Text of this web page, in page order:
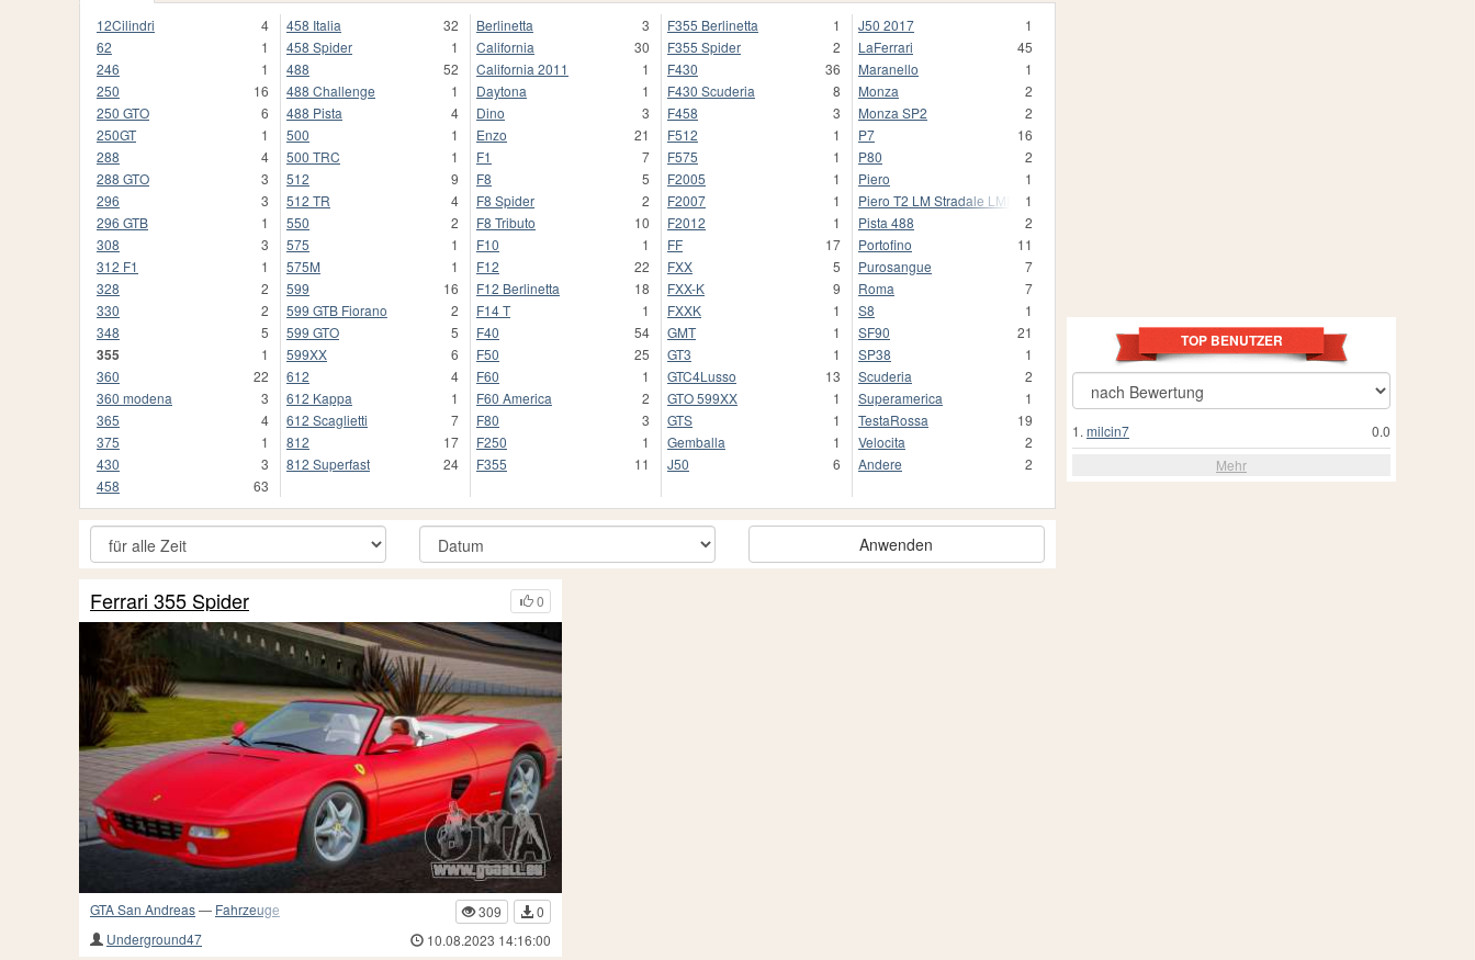
12Cilindri
4
62
1
246
1
250
16
250 GTO
6
250GT
1
288
4
288 GTO
3
296
3
296 GTB
1
308
3
312 F1
1
328
2
330
2
348
5
355
1
360
22
360 modena
3
365
4
375
1
430
3
458
63
458 Italia
32
458 Spider
1
488
52
488 Challenge
1
488 Pista
4
500
1
500 TRC
1
512
9
512 TR
4
550
2
575
1
575M
1
599
16
599 GTB Fiorano
2
599 GTO
5
599XX
6
612
4
612 Kappa
1
612 Scaglietti
7
812
17
812 Superfast
24
Berlinetta
3
California
30
California 2011
1
Daytona
1
Dino
3
Enzo
21
F1
7
F8
5
F8 Spider
2
F8 Tributo
10
F10
1
F12
22
F12 Berlinetta
18
F14 T
1
F40
54
F50
25
F60
1
F60 America
2
F80
3
F250
1
F355
11
F355 Berlinetta
1
F355 Spider
2
F430
36
F430 Scuderia
8
F458
3
F512
1
F575
1
F2005
1
F2007
1
F2012
1
FF
17
FXX
5
FXX-K
9
FXXK
1
GMT
1
GT3
1
GTC4Lusso
13
GTO 599XX
1
GTS
1
Gemballa
1
J50
6
J50 2017
1
LaFerrari
45
Maranello
1
Monza
2
Monza SP2
2
P7
16
P80
2
Piero
1
Piero T2 LM Stradale LMP1
1
Pista 488
2
Portofino
11
Purosangue
7
Roma
7
S8
1
SF90
21
SP38
1
Scuderia
2
Superamerica
1
TestaRossa
19
Velocita
2
Andere
2
Anwenden
0
Ferrari 355 Spider
GTA San Andreas— Fahrzeuge 309
0
Underground47
10.08.2023 14:16:00
TOP BENUTZER
0.0
1. milcin7
Mehr